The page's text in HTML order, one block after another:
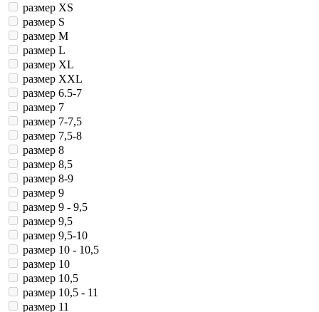
размер XS
размер S
размер М
размер L
размер XL
размер XXL
размер 6.5-7
размер 7
размер 7-7,5
размер 7,5-8
размер 8
размер 8,5
размер 8-9
размер 9
размер 9 - 9,5
размер 9,5
размер 9,5-10
размер 10 - 10,5
размер 10
размер 10,5
размер 10,5 - 11
размер 11